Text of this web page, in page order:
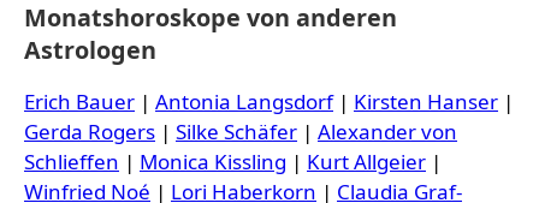
Monatshoroskope von anderen
Astrologen
Erich Bauer | Antonia Langsdorf| Kirsten Hanser |
Gerda Rogers | Silke Schäfer | Alexander von
Schlieffen | Monica Kissling | Kurt Allgeier |
Winfried Noé | Lori Haberkorn | Claudia Graf-